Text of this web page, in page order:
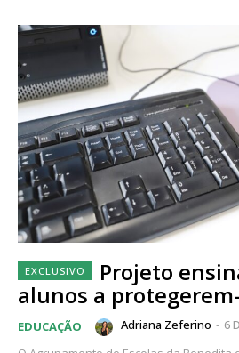
Projeto
alunos a
EDUCAÇÃO Adriana Zeferino - 6